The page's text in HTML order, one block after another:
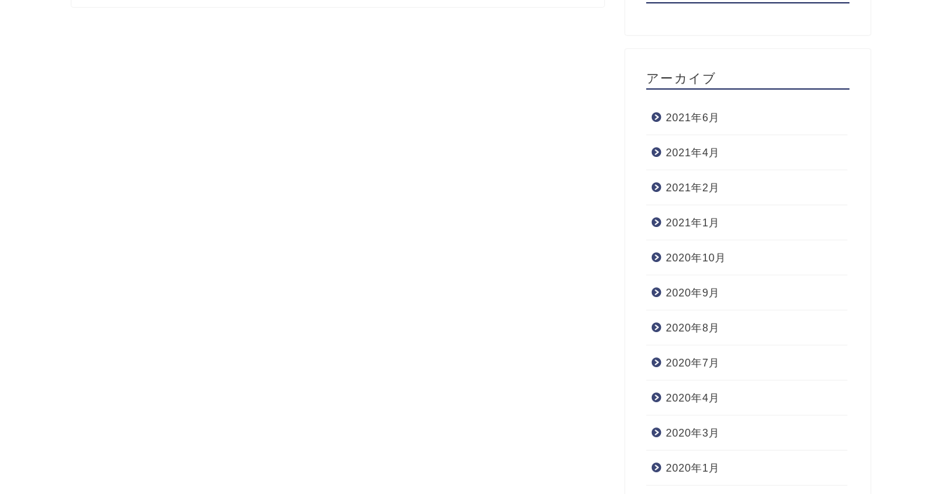
アーカイブ
2021年6月
2021年4月
2021年2月
2021年1月
2020年10月
2020年9月
2020年8月
2020年7月
2020年4月
2020年3月
2020年1月